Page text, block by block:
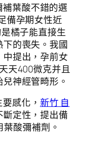
葉酸不錯的選
備孕期女性近
橘子能直接生
的喪失。我國
中提出，孕前女
天400微克并且
神經管畸形。
感化， 新竹 自
定性，提出備
酸彌補劑。